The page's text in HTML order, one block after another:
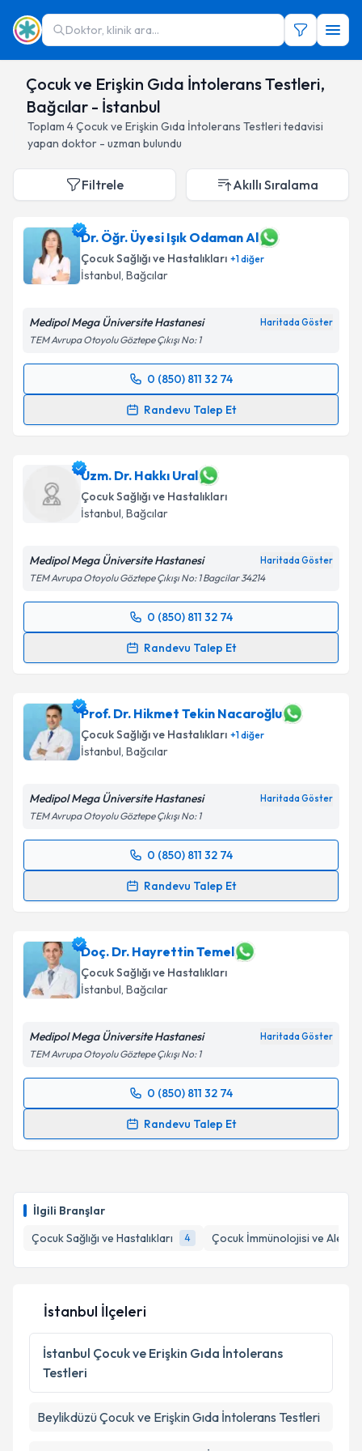
Doktor, klinik ara...
Çocuk ve Erişkin Gıda İntolerans Testleri,
Bağcılar - İstanbul
Toplam 4Çocuk ve Erişkin Gıda İntolerans Testleri tedavisi
yapan doktor - uzman bulundu
İlgili Branşlar
Çocuk Sağlığı ve Hastalıkları
4 Çocuk İmmünolojisi ve Alerjisi
Filtrele Akıllı Sıralama
Dr. Öğr. Üyesi Işık Odaman Al
Çocuk Sağlığı ve Hastalıkları +1diğer
İstanbul, Bağcılar
Medipol Mega Üniversite Hastanesi Haritada Göster
TEM Avrupa Otoyolu Göztepe Çıkışı No: 1
0 (850) 811 32 74
Randevu Talep Et
Randevu Takvimi Talebi
için bir takvim hazırlandığında e-posta ile
bilgilendireceğiz.
E-posta Adresiniz
Kişisel verilerimin işlenmesine ilişkinAydınlatma
'ni okudum ve kişisel verilerimin belirtilen
kapsamda işlenmesini kabul ediyorum.
Uzm. Dr. Hakkı Ural
Çocuk Sağlığı ve Hastalıkları
İstanbul, Bağcılar
Medipol Mega Üniversite Hastanesi Haritada Göster
TEM Avrupa Otoyolu Göztepe Çıkışı No: 1 Bagcilar 34214
0 (850) 811 32 74
Randevu Talep Et
Randevu Takvimi Talebi
takvim hazırlandığında e-posta ile bilgilendireceğiz.
E-posta Adresiniz
Kişisel verilerimin işlenmesine ilişkin
Metni'ni okudum ve kişisel verilerimin belirtilen
kapsamda işlenmesini kabul ediyorum.
Takvim Talebini Gönder
Prof. Dr. Hikmet Tekin Nacaroğlu
Çocuk Sağlığı ve Hastalıkları +1diğer
İstanbul, Bağcılar
Medipol Mega Üniversite Hastanesi Haritada Göster
TEM Avrupa Otoyolu Göztepe Çıkışı No: 1
0 (850) 811 32 74
Randevu Talep Et
Randevu Takvimi Talebi
almanız için bir takvim hazırlandığında e-posta ile
bilgilendireceğiz.
E-posta Adresiniz
Kişisel verilerimin işlenmesine ilişkinAydınlatma
'ni okudum ve kişisel verilerimin belirtilen
kapsamda işlenmesini kabul ediyorum.
Doç. Dr. Hayrettin Temel
Çocuk Sağlığı ve Hastalıkları
İstanbul, Bağcılar
Medipol Mega Üniversite Hastanesi Haritada Göster
TEM Avrupa Otoyolu Göztepe Çıkışı No: 1
0 (850) 811 32 74
Randevu Talep Et
Randevu Takvimi Talebi
E-posta Adresiniz
Kişisel verilerimin işlenmesine ilişkin
Metni'ni okudum ve kişisel verilerimin belirtilen
kapsamda işlenmesini kabul ediyorum.
İstanbul İlçeleri
İstanbul Çocuk ve Erişkin Gıda İntolerans
Testleri
BeylikdüzüÇocuk ve Erişkin Gıda İntolerans Testleri